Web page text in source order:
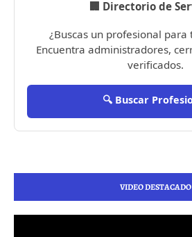
🏢 Directorio de
¿Buscas un profesional para
Encuentra administradores,
verificados.
🔍 Buscar
VIDEO DESTACADO